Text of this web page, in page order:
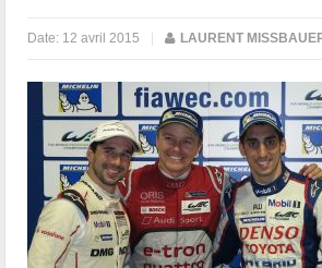
Date: 12 avril 2015 | LAURENT